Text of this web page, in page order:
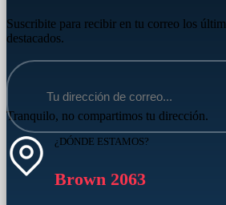
Suscribite para recibir en tu correo los
destacados.
Tranquilo, no compartimos tu dirección.
¿DÓNDE ESTAMOS?
Brown 2063